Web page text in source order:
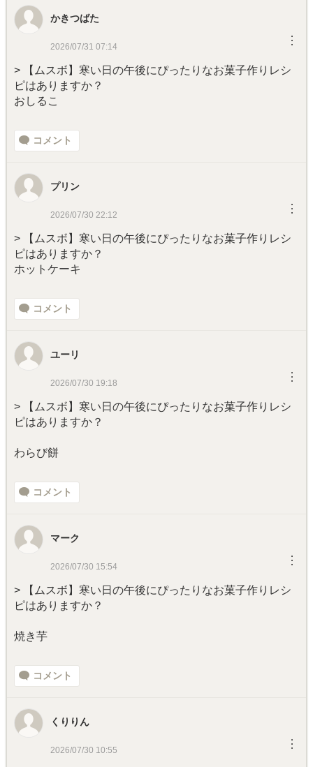
かきつばた
2026/07/31 07:14 ︙
> 【ムスボ】寒い日の午後にぴったりなお菓子作りレシ
ピはありますか？
おしるこ
コメント
プリン
2026/07/30 22:12 ︙
> 【ムスボ】寒い日の午後にぴったりなお菓子作りレシ
ピはありますか？
ホットケーキ
コメント
ユーリ
2026/07/30 19:18 ︙
> 【ムスボ】寒い日の午後にぴったりなお菓子作りレシ
ピはありますか？
わらび餅
コメント
マーク
2026/07/30 15:54 ︙
> 【ムスボ】寒い日の午後にぴったりなお菓子作りレシ
ピはありますか？
焼き芋
コメント
くりりん
2026/07/30 10:55 ︙